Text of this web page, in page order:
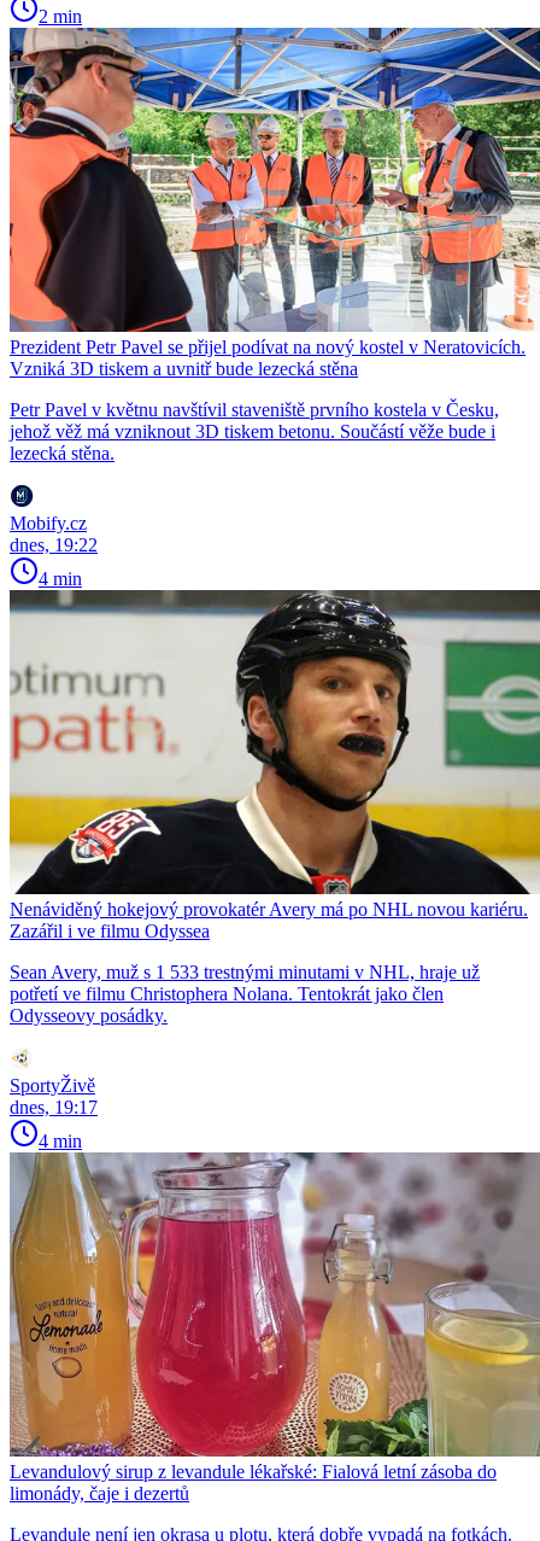
2 min
Prezident Petr Pavel se přijel podívat na nový kostel v Neratovicích.
Vzniká 3D tiskem a uvnitř bude lezecká stěna
Petr Pavel v květnu navštívil staveniště prvního kostela v Česku,
jehož věž má vzniknout 3D tiskem betonu. Součástí věže bude i
lezecká stěna.
Mobify.cz
dnes, 19:22
4 min
Nenáviděný hokejový provokatér Avery má po NHL novou kariéru.
Zazářil i ve filmu Odyssea
Sean Avery, muž s 1 533 trestnými minutami v NHL, hraje už
potřetí ve filmu Christophera Nolana. Tentokrát jako člen
Odysseovy posádky.
SportyŽivě
dnes, 19:17
4 min
Levandulový sirup z levandule lékařské: Fialová letní zásoba do
limonády, čaje i dezertů
Levandule není jen okrasa u plotu, která dobře vypadá na fotkách.